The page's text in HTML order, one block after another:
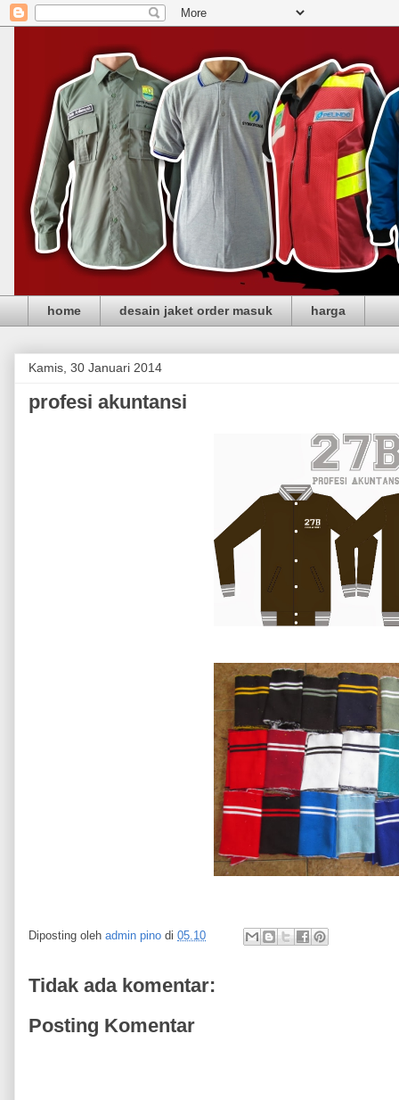
home desain jaket order masuk harga
Kamis, 30 Januari 2014
profesi akuntansi
Diposting oleh admin pino di 05.10
Tidak ada komentar:
Posting Komentar